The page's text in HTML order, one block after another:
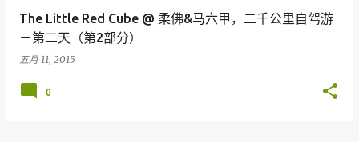
The Little Red Cube @ 柔佛&马六甲，二千公里自驾游
－第二天（第2部分）
五月 11, 2015
0